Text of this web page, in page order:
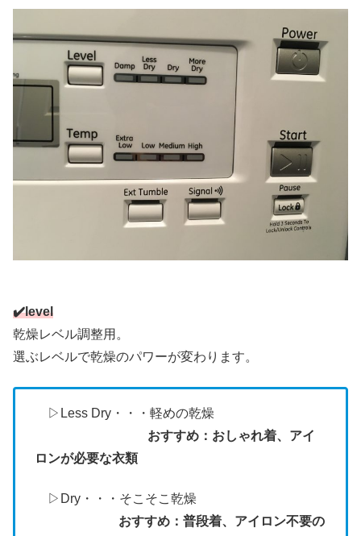
✔️level
乾燥レベル調整用。
選ぶレベルで乾燥のパワーが変わります。
▷Less Dry・・・軽めの乾燥
おすすめ：おしゃれ着、アイ
ロンが必要な衣類
▷Dry・・・そこそこ乾燥
おすすめ：普段着、アイロン不要の